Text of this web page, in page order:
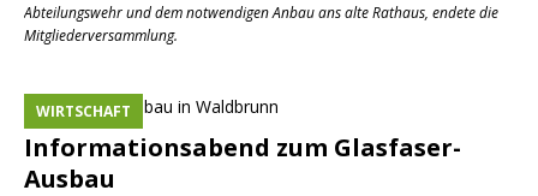
Abteilungswehr und dem notwendigen Anbau ans alte Rathaus, endete die
Mitgliederversammlung.
Informationsabend zum Glasfaser-
Ausbau
WIRTSCHAFT